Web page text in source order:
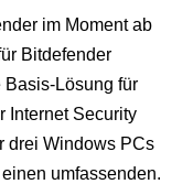
im Moment ab
Bitdefender
Basis-Lösung für
Internet Security
drei Windows PCs
umfassenden.